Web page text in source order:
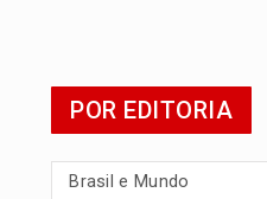
POR EDITORIA